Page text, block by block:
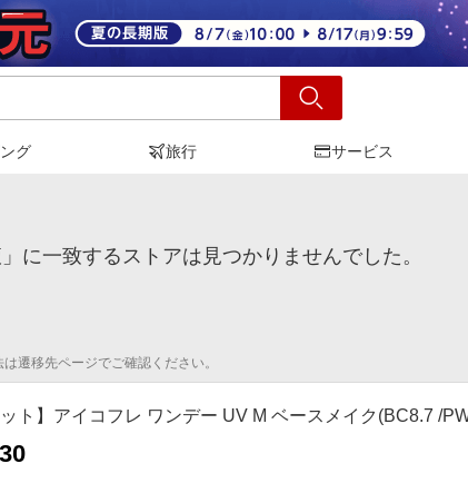
グ 旅行 サービス
に一致するストアは見つかりませんでした。
遷移先ページでご確認ください。
ット】アイコフレ ワンデー UV M ベースメイク(BC8.7 /